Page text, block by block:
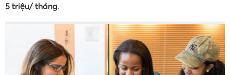
5 triệu/ tháng.